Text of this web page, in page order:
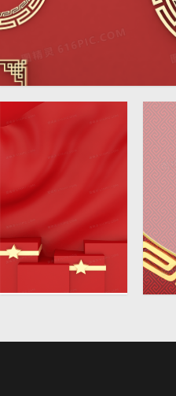
红色简约C4D立体喜庆创意背